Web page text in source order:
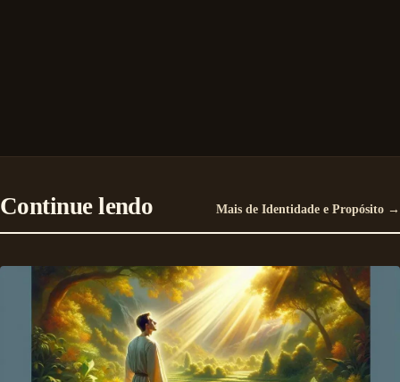
Continue lendo Mais de Identidade e Propósito →